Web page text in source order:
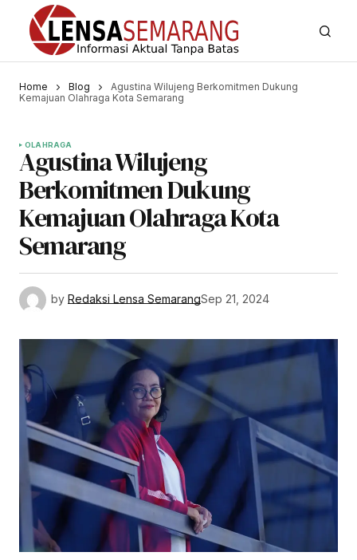
Home Blog
Agustina Wilujeng Berkomitmen Dukung
Kemajuan Olahraga Kota Semarang
OLAHRAGA
Agustina Wilujeng
Berkomitmen Dukung
Kemajuan Olahraga Kota
Semarang
by Redaksi Lensa SemarangSep 21, 2024